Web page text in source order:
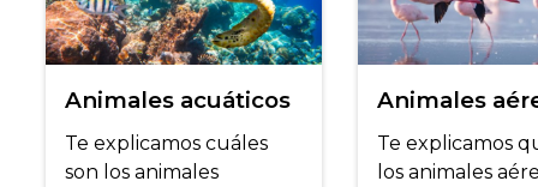
Animales acuáticos
Te explicamos cuáles
son los animales
Animales
Te explicamos
los animales